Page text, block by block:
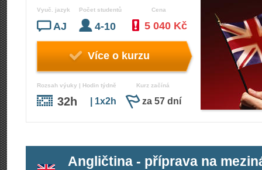
Vyuč. jazyk
AJ
Počet studentů
4-10
Cena
5 040 Kč
Více o kurzu
Rozsah výuky | Hodin týdně
32h | 1x2h
Kurz začíná
za 57 dní
Angličtina - příprava na